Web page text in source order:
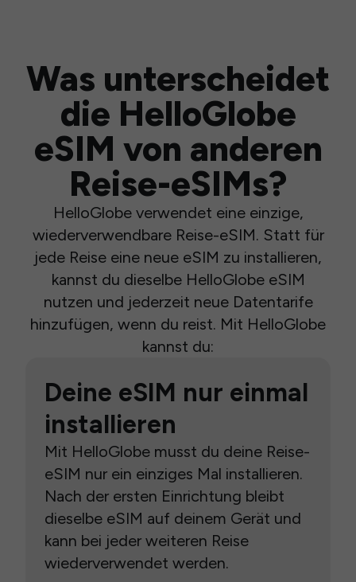
Was unterscheidet
die HelloGlobe
eSIM von anderen
Reise-eSIMs?
HelloGlobe verwendet eine einzige,
wiederverwendbare Reise-eSIM. Statt für
jede Reise eine neue eSIM zu installieren,
kannst du dieselbe HelloGlobe eSIM
nutzen und jederzeit neue Datentarife
hinzufügen, wenn du reist. Mit HelloGlobe
kannst du:
Deine eSIM nur einmal
installieren
Mit HelloGlobe musst du deine Reise-
eSIM nur ein einziges Mal installieren.
Nach der ersten Einrichtung bleibt
dieselbe eSIM auf deinem Gerät und
kann bei jeder weiteren Reise
wiederverwendet werden.